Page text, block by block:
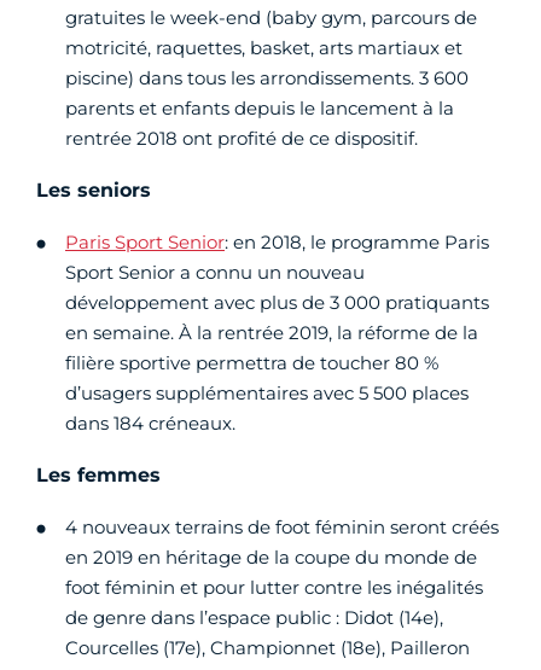
gratuites le week-end (baby gym, parcours de
motricité, raquettes, basket, arts martiaux et
piscine) dans tous les arrondissements. 3 600
parents et enfants depuis le lancement à la
rentrée 2018 ont profité de ce dispositif.
Les seniors
Paris Sport Senior: en 2018, le programme Paris
Sport Senior a connu un nouveau
développement avec plus de 3 000 pratiquants
en semaine. À la rentrée 2019, la réforme de la
filière sportive permettra de toucher 80 %
d’usagers supplémentaires avec 5 500 places
dans 184 créneaux.
Les femmes
4 nouveaux terrains de foot féminin seront créés
en 2019 en héritage de la coupe du monde de
foot féminin et pour lutter contre les inégalités
de genre dans l’espace public : Didot (14e),
Courcelles (17e), Championnet (18e), Pailleron